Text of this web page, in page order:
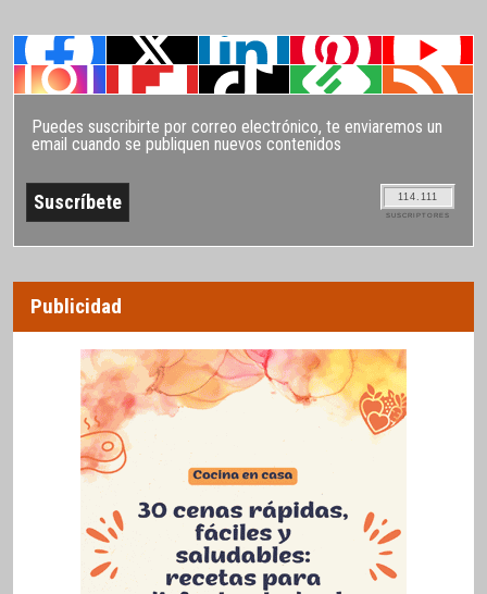
Puedes suscribirte por correo electrónico, te enviaremos un
email cuando se publiquen nuevos contenidos
114.111
SUSCRIPTORES
Publicidad